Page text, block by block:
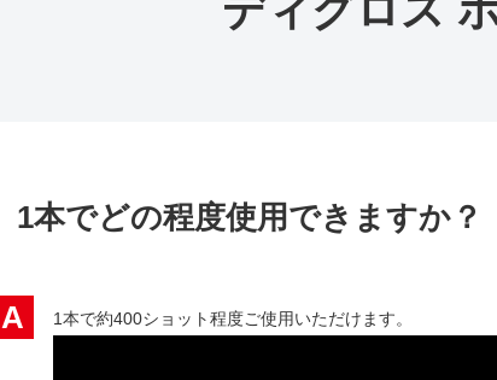
ディグロス
1本でどの程度使用できますか？
A 1本で約400ショット程度ご使用いただけます。